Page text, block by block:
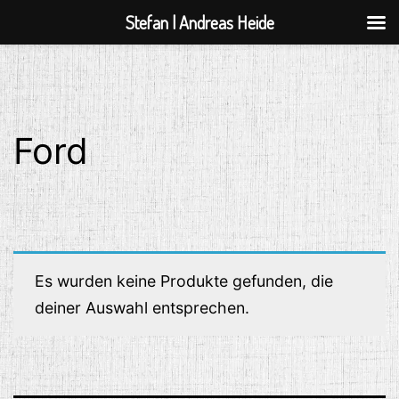
Zum
Inhalt
springen
Ford
Es wurden keine Produkte gefunden, die
deiner Auswahl entsprechen.
Stefan | Andreas Heide